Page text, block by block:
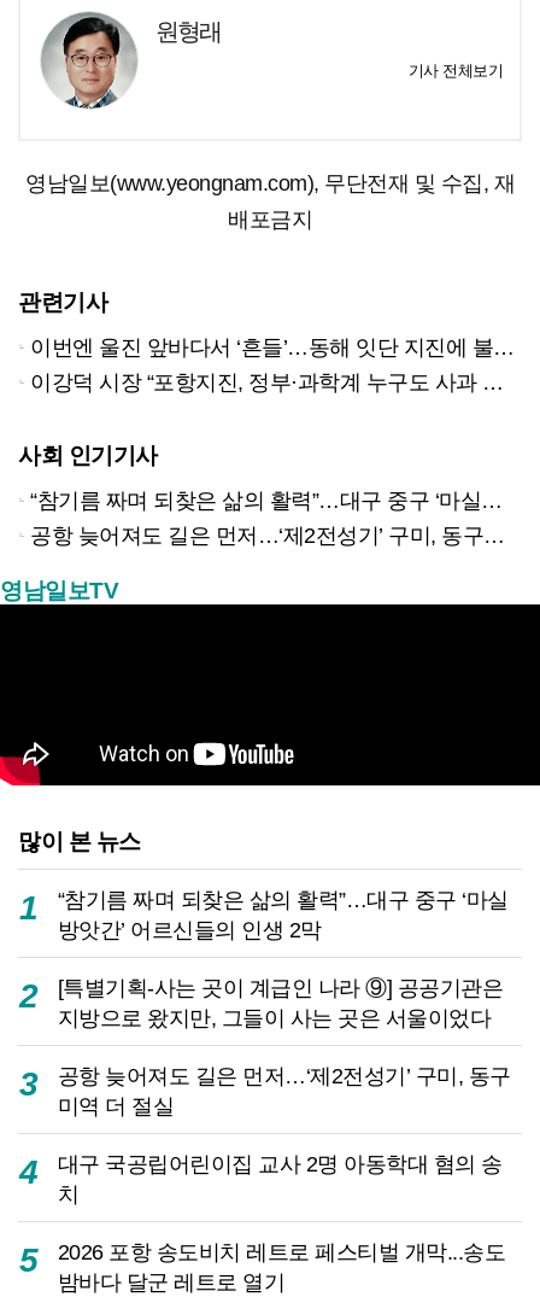
원형래
기사 전체보기
영남일보(www.yeongnam.com), 무단전재 및 수집, 재
배포금지
관련기사
이번엔 울진 앞바다서 ‘흔들’…동해 잇단 지진에 불안 확산
이강덕 시장 “포항지진, 정부·과학계 누구도 사과 안해”
사회 인기기사
“참기름 짜며 되찾은 삶의 활력”…대구 중구 ‘마실방앗간’ 어르신들의 인생 2막
공항 늦어져도 길은 먼저…‘제2전성기’ 구미, 동구미역 더 절실
영남일보TV
많이 본 뉴스
1
“참기름 짜며 되찾은 삶의 활력”…대구 중구 ‘마실
방앗간’ 어르신들의 인생 2막
2
[특별기획-사는 곳이 계급인 나라 ⑨] 공공기관은
지방으로 왔지만, 그들이 사는 곳은 서울이었다
3
공항 늦어져도 길은 먼저…‘제2전성기’ 구미, 동구
미역 더 절실
4
대구 국공립어린이집 교사 2명 아동학대 혐의 송
치
5
2026 포항 송도비치 레트로 페스티벌 개막...송도
밤바다 달군 레트로 열기